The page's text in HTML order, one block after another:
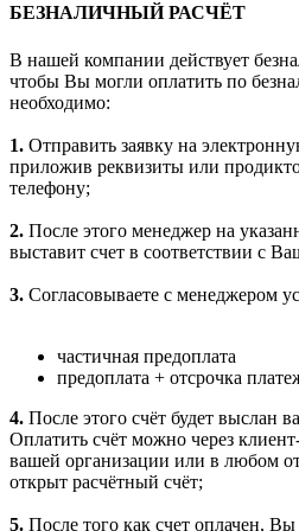
БЕЗНАЛИЧНЫЙ РАСЧЁТ
В нашей компании действует
чтобы Вы могли оплатить по
необходимо:
1. Отправить заявку на
приложив реквизиты или
телефону;
2. После этого менеджер на
выставит счет в соответствии с
3. Согласовываете с менеджером
частичная предоплата
предоплата + отсрочка
4. После этого счёт будет выслан
Оплатить счёт можно через
вашей организации или в любом
открыт расчётный счёт;
5. После того как счет оплачен,